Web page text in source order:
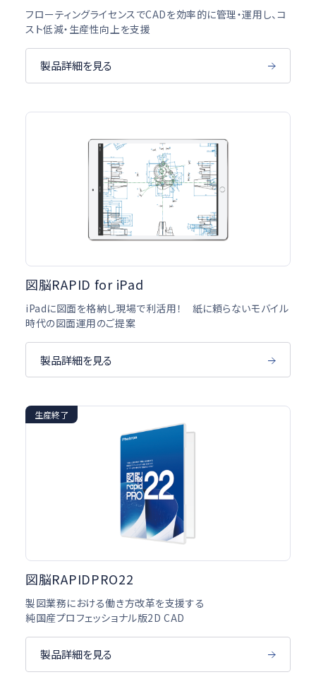
フローティングライセンスでCADを効率的に管理・運用し、コ
スト低減・生産性向上を支援
製品詳細を見る
図脳RAPID for iPad
iPadに図面を格納し現場で利活用！ 紙に頼らないモバイル
時代の図面運用のご提案
製品詳細を見る
生産終了
図脳RAPIDPRO22
製図業務における働き方改革を支援する
純国産プロフェッショナル版2D CAD
製品詳細を見る